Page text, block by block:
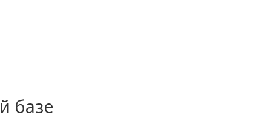
базе